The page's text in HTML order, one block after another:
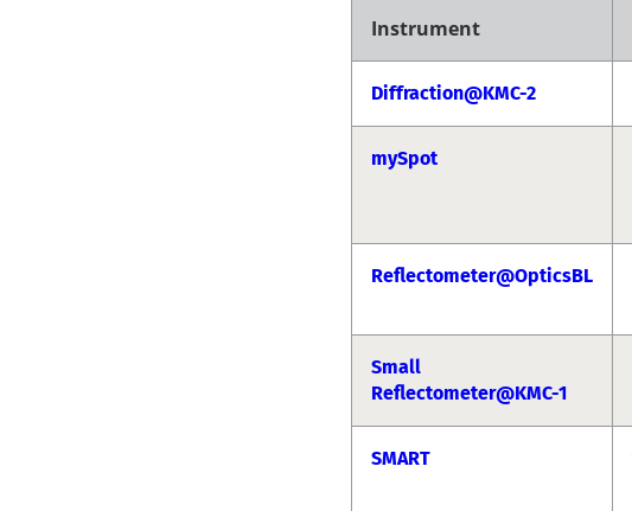
Instrument
Diffraction@KMC-2
mySpot
Reflectometer@OpticsBL
Small
Reflectometer@KMC-1
SMART